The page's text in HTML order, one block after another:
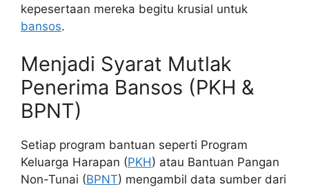
kepesertaan mereka begitu krusial untuk
bansos.
Menjadi Syarat Mutlak
Penerima Bansos (PKH &
BPNT)
Setiap program bantuan seperti Program
Keluarga Harapan (PKH) atau Bantuan Pangan
Non-Tunai (BPNT) mengambil data sumber dari